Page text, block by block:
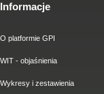
Informacje
O platformie GPI
WIT - objaśnienia
Wykresy i zestawienia